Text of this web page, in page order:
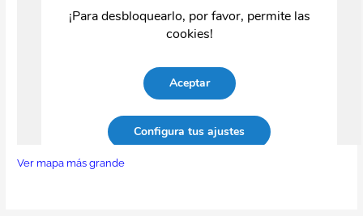
Ver mapa más grande